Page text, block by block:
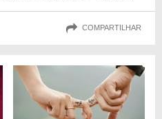
COMPARTILHAR